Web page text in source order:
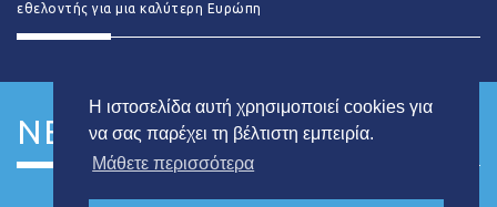
Η ιστοσελίδα αυτή χρησιμοποιεί cookies για
να σας παρέχει τη βέλτιστη εμπειρία.
Μάθετε περισσότερα
εθελοντής για μια καλύτερη Ευρώπη
NEWSLETTER